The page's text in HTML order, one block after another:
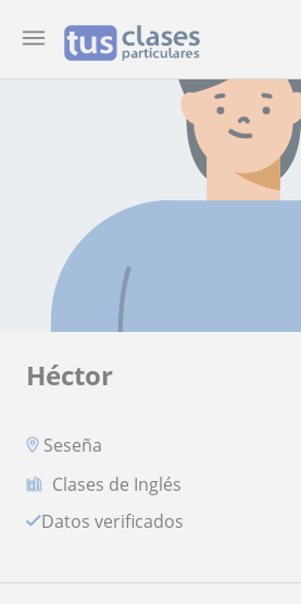
Héctor
Seseña
Clases de Inglés
Datos verificados